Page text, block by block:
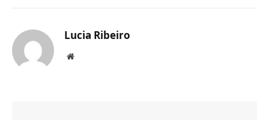
Lucia Ribeiro
Website